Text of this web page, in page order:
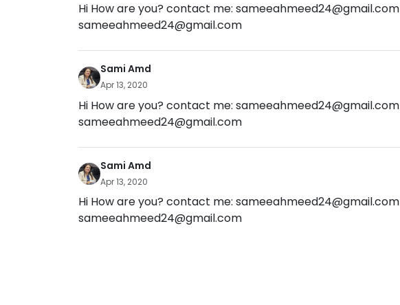
Hi How are you? contact me: sameeahmeed24@gmail.com
sameeahmeed24@gmail.com
Sami Amd
Apr 13, 2020
Hi How are you? contact me: sameeahmeed24@gmail.com
sameeahmeed24@gmail.com
Sami Amd
Apr 13, 2020
Hi How are you? contact me: sameeahmeed24@gmail.com
sameeahmeed24@gmail.com